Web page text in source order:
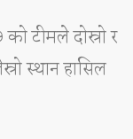
टीमले दोस्रो र
स्थान हासिल